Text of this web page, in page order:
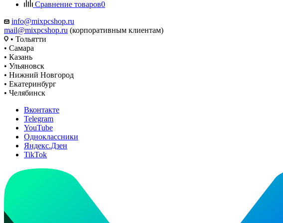
Сравнение товаров0
info@mixpcshop.ru
mail@mixpcshop.ru (корпоративным клиентам)
• Тольятти
• Самара
• Казань
• Ульяновск
• Нижний Новгород
• Екатеринбург
• Челябинск
Вконтакте
Telegram
YouTube
Одноклассники
Яндекс.Дзен
TikTok